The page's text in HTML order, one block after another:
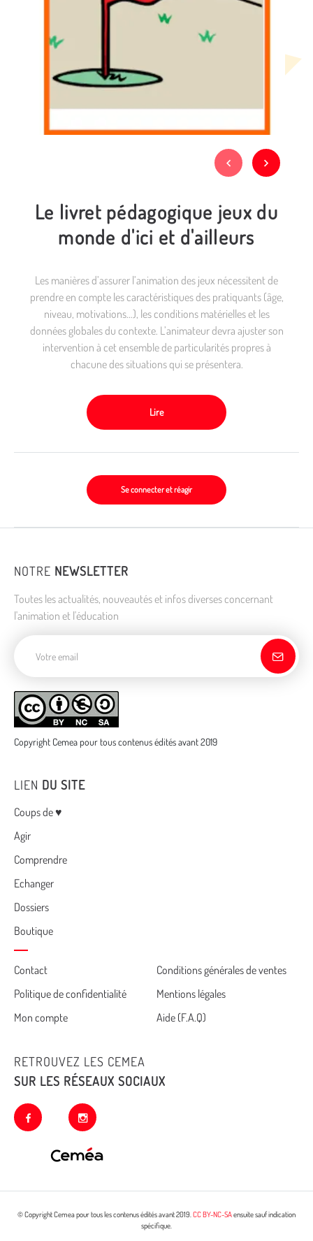
Le livret pédagogique jeux du
monde d'ici et d'ailleurs
Les manières d’assurer l’animation des jeux nécessitent de
prendre en compte les caractéristiques des pratiquants (âge,
niveau, motivations…), les conditions matérielles et les
données globales du contexte. L’animateur devra ajuster son
intervention à cet ensemble de particularités propres à
chacune des situations qui se présentera.
Lire
Se connecter et réagir
NOTRE NEWSLETTER
Toutes les actualités, nouveautés et infos diverses concernant
l'animation et l'éducation
Copyright Cemea pour tous contenus édités avant 2019
LIEN DU SITE
Menu
Coups de ♥
Agir
Comprendre
Echanger
Dossiers
Boutique
Cemea
footer
Contact
Conditions générales de ventes
Politique de confidentialité
Mentions légales
Mon compte
Aide (F.A.Q)
RETROUVEZ LES CEMEA
SUR LES RÉSEAUX SOCIAUX
facebook instagram
© Copyright Cemea pour tous les contenus édités avant 2019.CC BY-NC-SAensuite sauf indication
spécifique.